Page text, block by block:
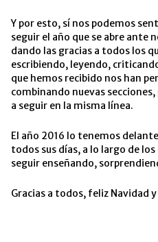
Y por esto, sí nos podemos
seguir el año que se abre ante
dando las gracias a todos los
escribiendo, leyendo,
que hemos recibido nos han
combinando nuevas
a seguir en la misma línea.
El año 2016 lo tenemos
todos sus días, a lo largo de
seguir enseñando,
Gracias a todos, feliz Navidad